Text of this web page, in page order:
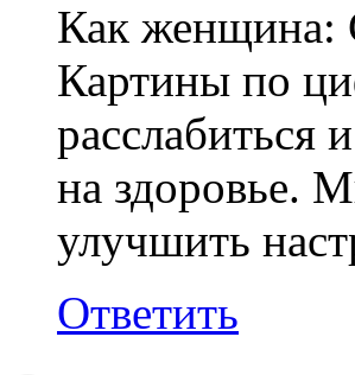
Как женщина:
Картины по
расслабиться
на здоровье.
улучшить
Ответить